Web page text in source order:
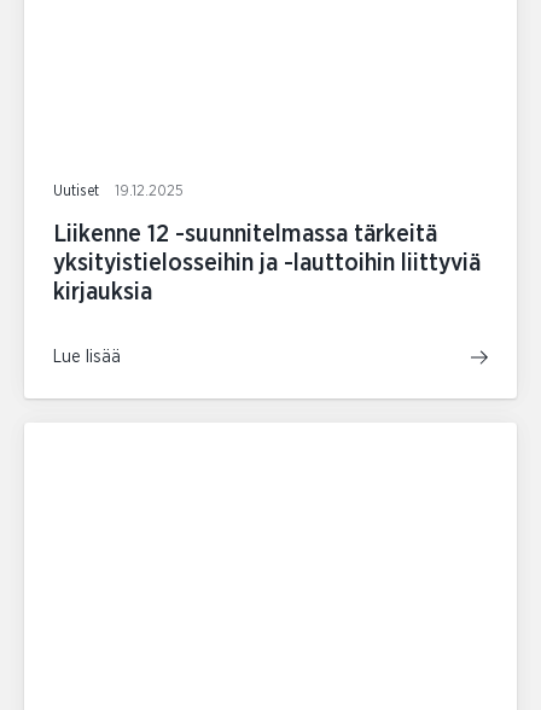
Uutiset 19.12.2025
Liikenne 12 -suunnitelmassa tärkeitä
yksityistielosseihin ja -lauttoihin liittyviä
kirjauksia
Lue lisää